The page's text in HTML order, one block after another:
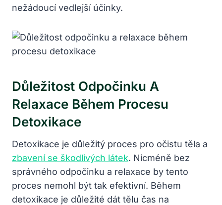
nežádoucí vedlejší účinky.
Důležitost Odpočinku A
Relaxace Během Procesu
Detoxikace
Detoxikace je důležitý proces pro očistu těla a
zbavení se škodlivých látek. Nicméně bez
správného odpočinku a relaxace by tento
proces nemohl být tak efektivní. Během
detoxikace je důležité dát tělu čas na